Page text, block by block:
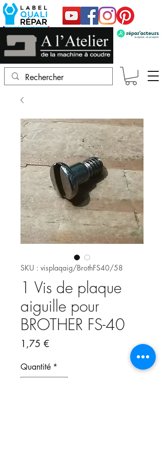
SKU : visplaqaig/BrothFS40/58
1 Vis de plaque
aiguille pour
BROTHER FS-40
1,75 €Prix
Quantité *